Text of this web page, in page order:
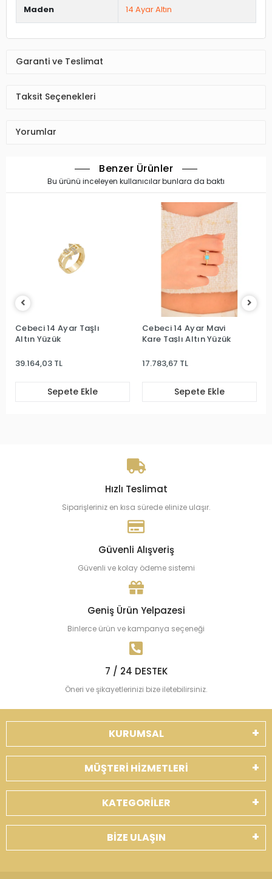
Maden 14 Ayar Altın
Garanti ve Teslimat
Taksit Seçenekleri
Yorumlar
Benzer Ürünler
Bu ürünü inceleyen kullanıcılar bunlara da baktı
Cebeci 14 Ayar Taşlı
Altın Yüzük
39.164,03 TL
Sepete Ekle
Cebeci 14 Ayar Mavi
Kare Taşlı Altın Yüzük
17.783,67 TL
Sepete Ekle
Hızlı Teslimat
Siparişleriniz en kısa sürede elinize ulaşır.
Güvenli Alışveriş
Güvenli ve kolay ödeme sistemi
Geniş Ürün Yelpazesi
Binlerce ürün ve kampanya seçeneği
7 / 24 DESTEK
Öneri ve şikayetlerinizi bize iletebilirsiniz.
KURUMSAL
MÜŞTERİ HİZMETLERİ
KATEGORİLER
BİZE ULAŞIN